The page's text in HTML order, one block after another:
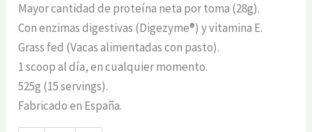
Mayor cantidad de proteína neta por toma (28g).
Con enzimas digestivas (Digezyme®) y vitamina E.
Grass fed (Vacas alimentadas con pasto).
1 scoop al día, en cualquier momento.
525g (15 servings).
Fabricado en España.